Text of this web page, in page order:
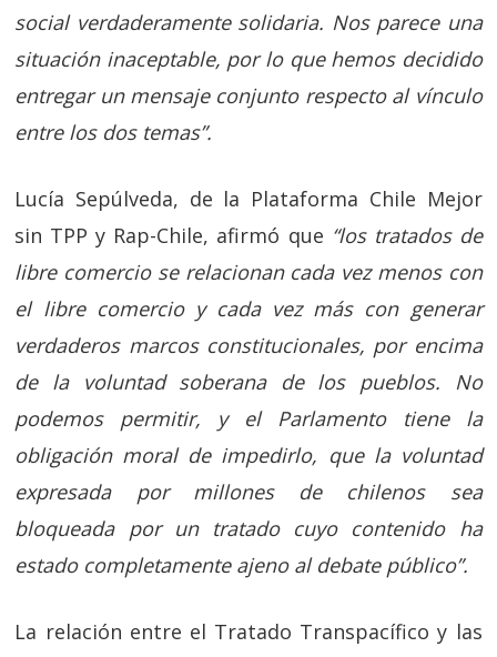
social verdaderamente solidaria. Nos parece una
situación inaceptable, por lo que hemos decidido
entregar un mensaje conjunto respecto al vínculo
entre los dos temas”.
Lucía Sepúlveda, de la Plataforma Chile Mejor
sin TPP y Rap-Chile, afirmó que “los tratados de
libre comercio se relacionan cada vez menos con
el libre comercio y cada vez más con generar
verdaderos marcos constitucionales, por encima
de la voluntad soberana de los pueblos. No
podemos permitir, y el Parlamento tiene la
obligación moral de impedirlo, que la voluntad
expresada por millones de chilenos sea
bloqueada por un tratado cuyo contenido ha
estado completamente ajeno al debate público”.
La relación entre el Tratado Transpacífico y las